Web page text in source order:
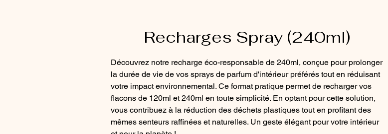
Recharges Spray (240ml)
Découvrez notre recharge éco-responsable de 240ml, conçue pour prolonger
la durée de vie de vos sprays de parfum d'intérieur préférés tout en réduisant
votre impact environnemental. Ce format pratique permet de recharger vos
flacons de 120ml et 240ml en toute simplicité. En optant pour cette solution,
vous contribuez à la réduction des déchets plastiques tout en profitant des
mêmes senteurs raffinées et naturelles. Un geste élégant pour votre intérieur